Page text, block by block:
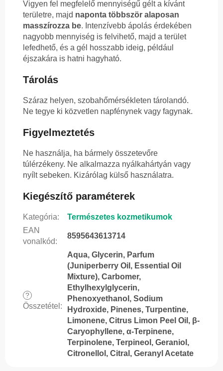
Vigyen fel megfelelő mennyiségű gélt a kívánt
területre, majd naponta többször alaposan
masszírozza be. Intenzívebb ápolás érdekében
nagyobb mennyiség is felvihető, majd a terület
lefedhető, és a gél hosszabb ideig, például
éjszakára is hatni hagyható.
Tárolás
Száraz helyen, szobahőmérsékleten tárolandó.
Ne tegye ki közvetlen napfénynek vagy fagynak.
Figyelmeztetés
Ne használja, ha bármely összetevőre
túlérzékeny. Ne alkalmazza nyálkahártyán vagy
nyílt sebeken. Kizárólag külső használatra.
Kiegészítő paraméterek
Kategória:
Természetes kozmetikumok
EAN
vonalkód:
8595643613714
?
Összetétel :
Aqua, Glycerin, Parfum
(Juniperberry Oil, Essential Oil
Mixture), Carbomer,
Ethylhexylglycerin,
Phenoxyethanol, Sodium
Hydroxide, Pinenes, Turpentine,
Limonene, Citrus Limon Peel Oil, β-
Caryophyllene, α-Terpinene,
Terpinolene, Terpineol, Geraniol,
Citronellol, Citral, Geranyl Acetate